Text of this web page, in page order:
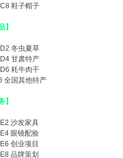
鞋子帽子
】
冬虫夏草
甘肃特产
耗牛肉干
全国其他特产
】
沙发家具
眼镜配验
创业项目
品牌策划